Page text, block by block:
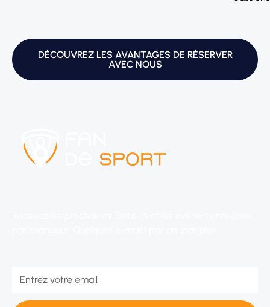
DÉCOUVREZ LES AVANTAGES DE RÉSERVER
AVEC NOUS